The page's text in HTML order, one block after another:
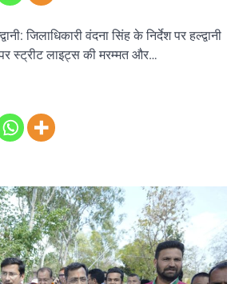
जिलाधिकारी वंदना सिंह के निर्देश पर हल्द्वानी
स्ट्रीट लाइट्स की मरम्मत और…